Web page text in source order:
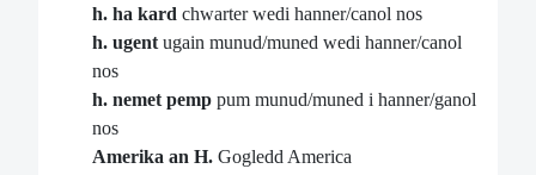
h. ha kard chwarter wedi hanner/canol nos
h. ugent ugain munud/muned wedi hanner/canol
nos
h. nemet pemp pum munud/muned i hanner/ganol
nos
Amerika an H. Gogledd America